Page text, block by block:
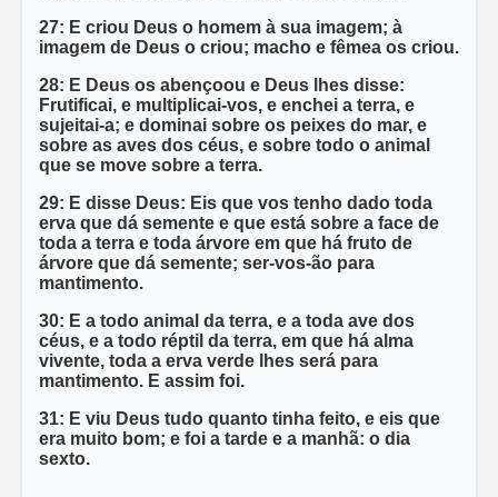
27: E criou Deus o homem à sua imagem; à
imagem de Deus o criou; macho e fêmea os criou.
28: E Deus os abençoou e Deus lhes disse:
Frutificai, e multiplicai-vos, e enchei a terra, e
sujeitai-a; e dominai sobre os peixes do mar, e
sobre as aves dos céus, e sobre todo o animal
que se move sobre a terra.
29: E disse Deus: Eis que vos tenho dado toda
erva que dá semente e que está sobre a face de
toda a terra e toda árvore em que há fruto de
árvore que dá semente; ser-vos-ão para
mantimento.
30: E a todo animal da terra, e a toda ave dos
céus, e a todo réptil da terra, em que há alma
vivente, toda a erva verde lhes será para
mantimento. E assim foi.
31: E viu Deus tudo quanto tinha feito, e eis que
era muito bom; e foi a tarde e a manhã: o dia
sexto.